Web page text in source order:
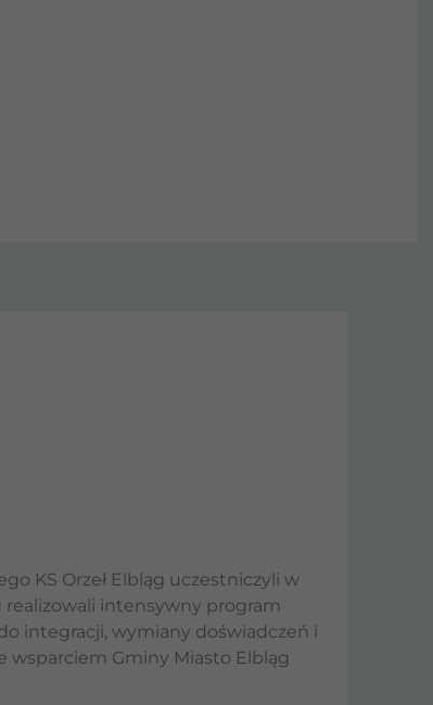
KS Orzeł Elbląg uczestniczyli w
intensywny program
integracji, wymiany doświadczeń i
wsparciem Gminy Miasto Elbląg